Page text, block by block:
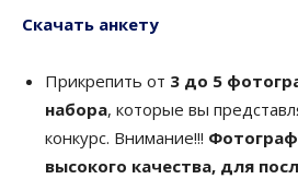
Скачать анкету
Прикрепить от 3 до 5
набора, которые вы
конкурс. Внимание!!!
высокого качества, для